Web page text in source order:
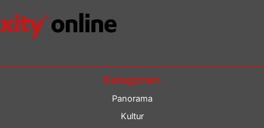
Kategorien
Panorama
Kultur